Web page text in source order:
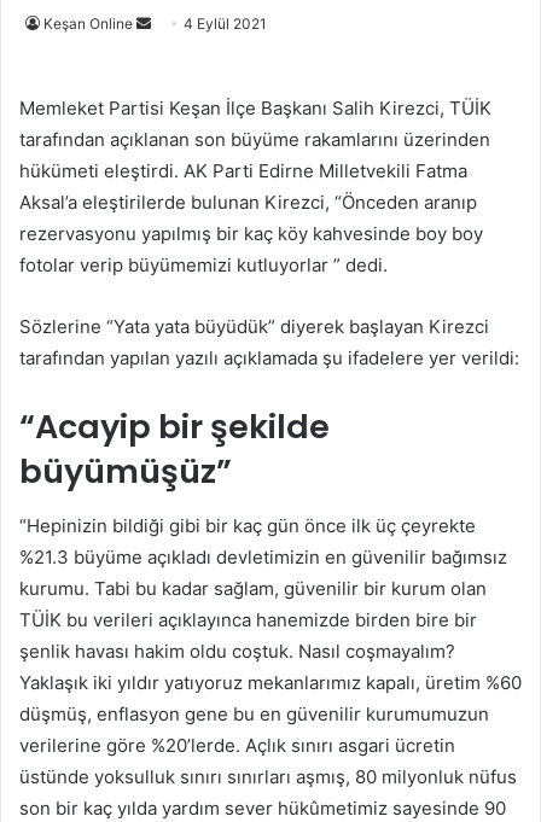
Keşan Online
Bir
göndermek
4 Eylül 2021
Memleket Partisi Keşan İlçe Başkanı Salih Kirezci, TÜİK
tarafından açıklanan son büyüme rakamlarını üzerinden
hükümeti eleştirdi. AK Parti Edirne Milletvekili Fatma
Aksal’a eleştirilerde bulunan Kirezci, “Önceden aranıp
rezervasyonu yapılmış bir kaç köy kahvesinde boy boy
fotolar verip büyümemizi kutluyorlar ” dedi.
Sözlerine “Yata yata büyüdük” diyerek başlayan Kirezci
tarafından yapılan yazılı açıklamada şu ifadelere yer verildi:
“Acayip bir şekilde
büyümüşüz”
“Hepinizin bildiği gibi bir kaç gün önce ilk üç çeyrekte
%21.3 büyüme açıkladı devletimizin en güvenilir bağımsız
kurumu. Tabi bu kadar sağlam, güvenilir bir kurum olan
TÜİK bu verileri açıklayınca hanemizde birden bire bir
şenlik havası hakim oldu coştuk. Nasıl coşmayalım?
Yaklaşık iki yıldır yatıyoruz mekanlarımız kapalı, üretim %60
düşmüş, enflasyon gene bu en güvenilir kurumumuzun
verilerine göre %20’lerde. Açlık sınırı asgari ücretin
üstünde yoksulluk sınırı sınırları aşmış, 80 milyonluk nüfus
son bir kaç yılda yardım sever hükûmetimiz sayesinde 90